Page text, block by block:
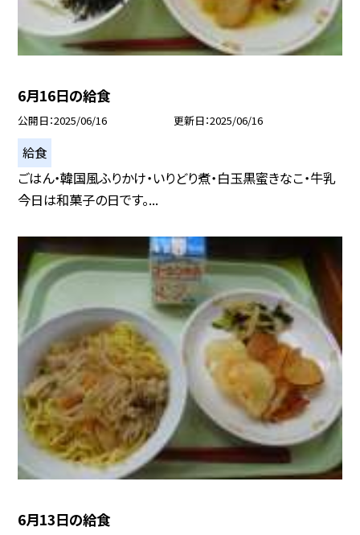
6月16日の給食
公開日 2025/06/16 更新日 2025/06/16
給食
ごはん・韓国風ふりかけ・いりどり煮・白玉黒蜜きなこ・牛乳
今日は和菓子の日です。...
6月13日の給食